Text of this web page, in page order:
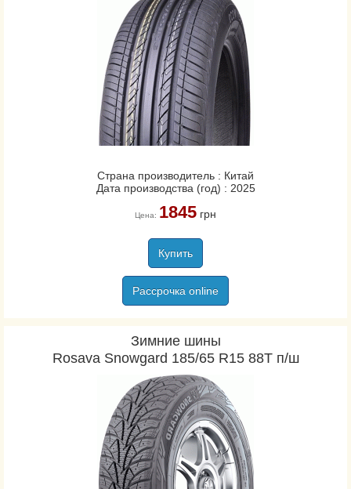
Dayton
Debica
Diamondback
Diplomat
Doublestar
Dunlop
Duraturn
Estrada
Eurorepar
Farroad
Federal
Firemax
Fortune
Fronway
Fulda
General
Gislaved
Goodride
Goodyear
Страна производитель : Китай
Дата производства (год) : 2025
Цена: 1845грн
Купить
Рассрочка online
Зимние шины
Rosava Snowgard 185/65 R15 88T п/ш